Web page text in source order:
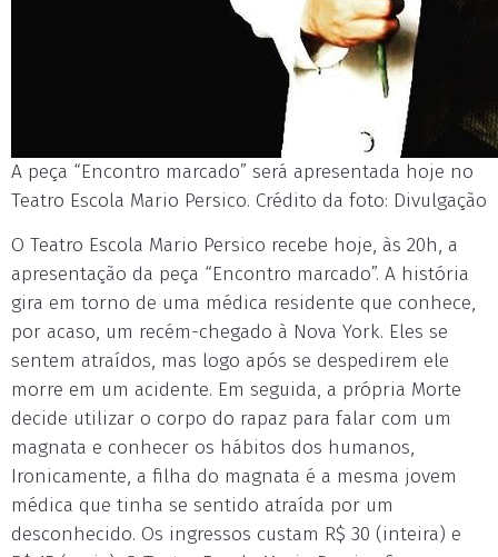
A peça “Encontro marcado” será apresentada hoje no
Teatro Escola Mario Persico. Crédito da foto: Divulgação
O Teatro Escola Mario Persico recebe hoje, às 20h, a
apresentação da peça “Encontro marcado”. A história
gira em torno de uma médica residente que conhece,
por acaso, um recém-chegado à Nova York. Eles se
sentem atraídos, mas logo após se despedirem ele
morre em um acidente. Em seguida, a própria Morte
decide utilizar o corpo do rapaz para falar com um
magnata e conhecer os hábitos dos humanos,
Ironicamente, a filha do magnata é a mesma jovem
médica que tinha se sentido atraída por um
desconhecido. Os ingressos custam R$ 30 (inteira) e